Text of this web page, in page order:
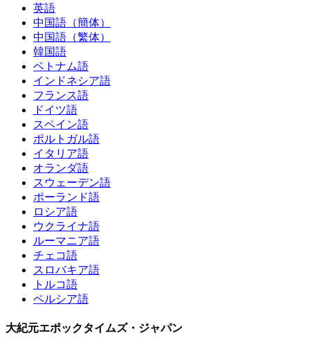
英語
中国語（簡体）
中国語（繁体）
韓国語
ベトナム語
インドネシア語
フランス語
ドイツ語
スペイン語
ポルトガル語
イタリア語
オランダ語
スウェーデン語
ポーランド語
ロシア語
ウクライナ語
ルーマニア語
チェコ語
スロバキア語
トルコ語
ペルシア語
大紀元エポックタイムズ・ジャパン